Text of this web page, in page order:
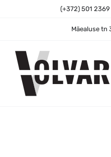
(+372) 501 2369
Mäealuse tn